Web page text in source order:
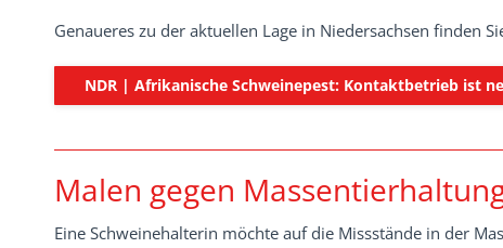
Genaueres zu der aktuellen Lage in Niedersachsen finden
NDR | Afrikanische Schweinepest: Kontaktbetrieb ist
Malen gegen
Eine Schweinehalterin möchte auf die Missstände in der